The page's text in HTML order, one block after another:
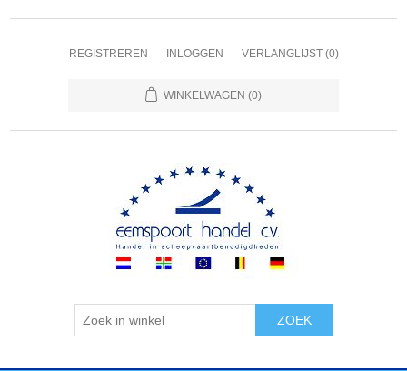
REGISTREREN INLOGGEN VERLANGLIJST (0)
WINKELWAGEN (0)
ZOEK